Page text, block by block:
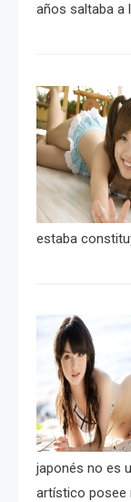
años saltaba a
estaba
japonés no es
artístico posee